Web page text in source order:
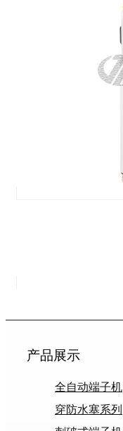
产品展示
全自动端子机
穿防水塞系列